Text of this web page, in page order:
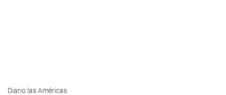
Diario las Américas